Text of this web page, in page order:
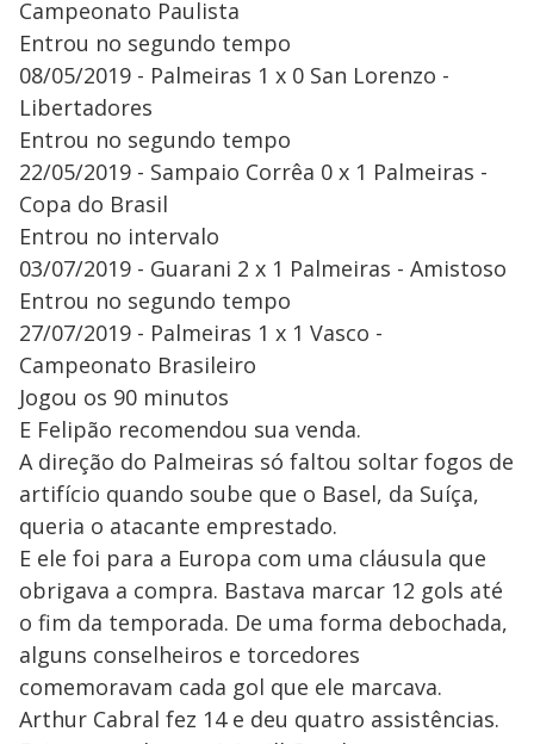
Campeonato Paulista
Entrou no segundo tempo
08/05/2019 - Palmeiras 1 x 0 San Lorenzo -
Libertadores
Entrou no segundo tempo
22/05/2019 - Sampaio Corrêa 0 x 1 Palmeiras -
Copa do Brasil
Entrou no intervalo
03/07/2019 - Guarani 2 x 1 Palmeiras - Amistoso
Entrou no segundo tempo
27/07/2019 - Palmeiras 1 x 1 Vasco -
Campeonato Brasileiro
Jogou os 90 minutos
E Felipão recomendou sua venda.
A direção do Palmeiras só faltou soltar fogos de
artifício quando soube que o Basel, da Suíça,
queria o atacante emprestado.
E ele foi para a Europa com uma cláusula que
obrigava a compra. Bastava marcar 12 gols até
o fim da temporada. De uma forma debochada,
alguns conselheiros e torcedores
comemoravam cada gol que ele marcava.
Arthur Cabral fez 14 e deu quatro assistências.